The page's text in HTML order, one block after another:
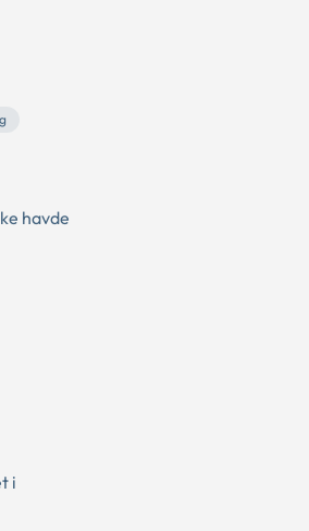
havde
i